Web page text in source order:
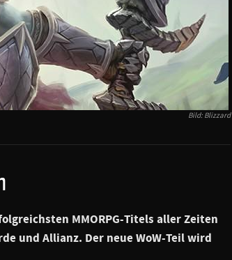
Bild: Blizzard
MMORPG-Titels aller Zeiten
und Allianz. Der neue WoW-Teil wird